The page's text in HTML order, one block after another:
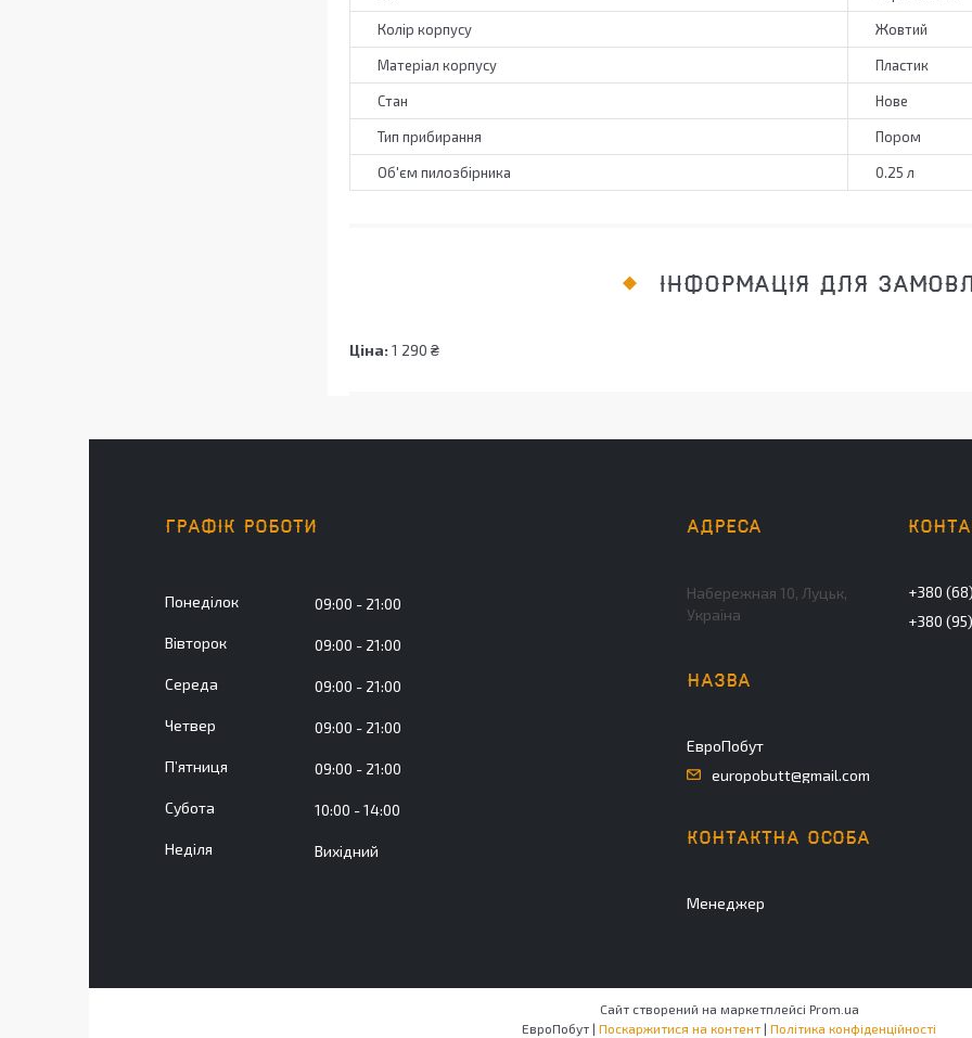
Колір корпусу Жовтий
Матеріал корпусу Пластик
Стан Нове
Тип прибирання Пором
Об'єм пилозбірника 0.25 л
ІНФОРМАЦІЯ ДЛЯ
Ціна: 1 290 ₴
ГРАФІК РОБОТИ
Понеділок 09:00 21:00
Вівторок 09:00 21:00
Середа 09:00 21:00
Четвер 09:00 21:00
Пʼятниця 09:00 21:00
Субота 10:00 14:00
Неділя Вихідний
Набережная 10, Луцьк,
Україна
ЕвроПобут
europobutt@gmail.com
Менеджер
+380
+380
Сайт створений на маркетплейсі Prom.ua
ЕвроПобут | Поскаржитися на контент | Політика конфіденційності